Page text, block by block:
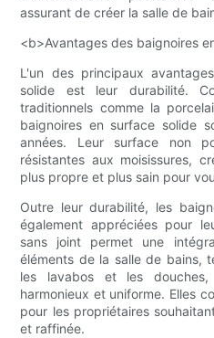
assurant de créer la salle de
<b>Avantages des baignoires
L'un des principaux
solide est leur durabilité.
traditionnels comme la
baignoires en surface solide
années. Leur surface non
résistantes aux moisissures,
plus propre et plus sain pour
Outre leur durabilité, les
également appréciées pour
sans joint permet une
éléments de la salle de bains,
les lavabos et les
harmonieux et uniforme. Elles
pour les propriétaires
et raffinée.